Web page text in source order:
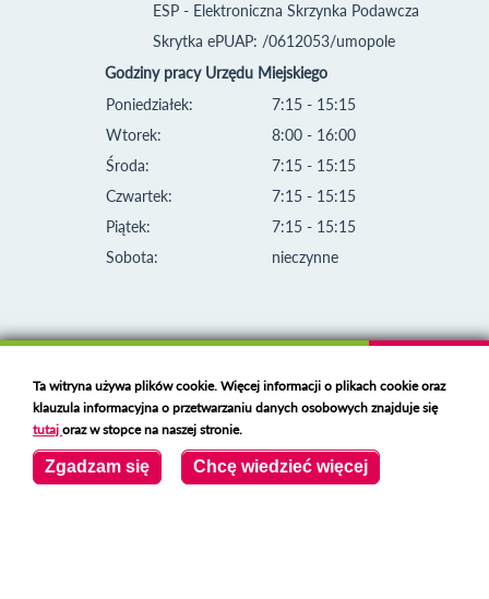
ESP - Elektroniczna Skrzynka Podawcza
Skrytka ePUAP: /0612053/umopole
Godziny pracy Urzędu Miejskiego
Poniedziałek:
Wtorek:
Środa:
Czwartek:
Piątek:
Sobota:
7:15 - 15:15
8:00 - 16:00
7:15 - 15:15
7:15 - 15:15
7:15 - 15:15
nieczynne
Ta witryna używa plików cookie. Więcej informacji o plikach cookie oraz
klauzula informacyjna o przetwarzaniu danych osobowych znajduje się
tutajoraz w stopce na naszej stronie.
Zgadzam się Chcę wiedzieć więcej